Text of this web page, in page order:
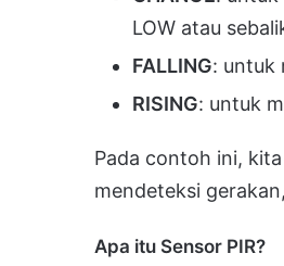
LOW atau
FALLING: untuk
RISING: untuk
Pada contoh ini,
mendeteksi
Apa itu Sensor PIR?